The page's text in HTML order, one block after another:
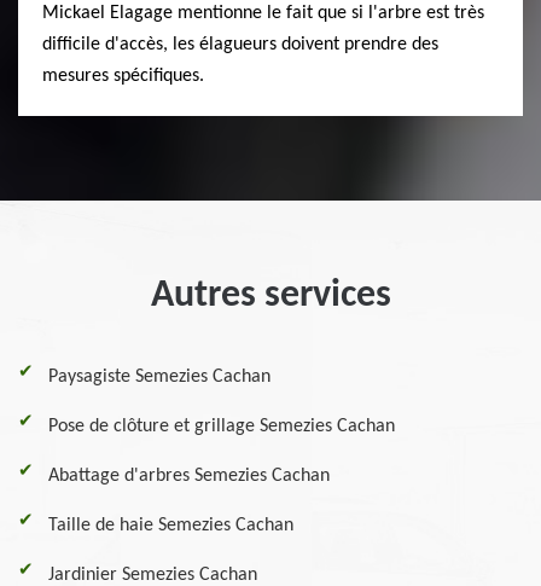
Mickael Elagage mentionne le fait que si l'arbre est très
difficile d'accès, les élagueurs doivent prendre des
mesures spécifiques.
Autres services
Paysagiste Semezies Cachan
Pose de clôture et grillage Semezies Cachan
Abattage d'arbres Semezies Cachan
Taille de haie Semezies Cachan
Jardinier Semezies Cachan